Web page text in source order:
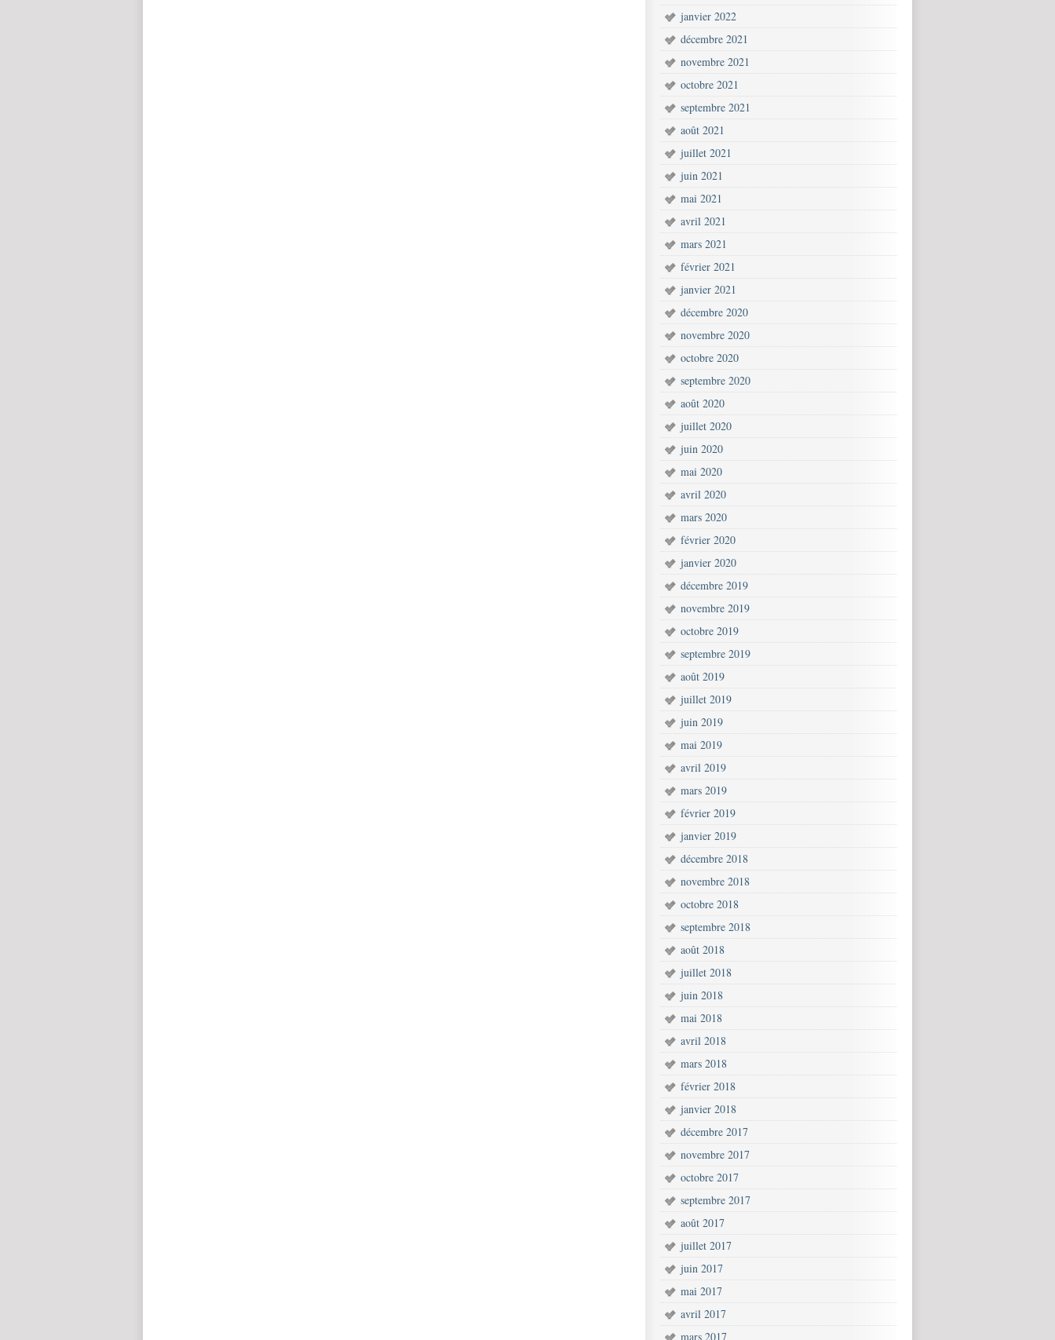
janvier 2022
décembre 2021
novembre 2021
octobre 2021
septembre 2021
août 2021
juillet 2021
juin 2021
mai 2021
avril 2021
mars 2021
février 2021
janvier 2021
décembre 2020
novembre 2020
octobre 2020
septembre 2020
août 2020
juillet 2020
juin 2020
mai 2020
avril 2020
mars 2020
février 2020
janvier 2020
décembre 2019
novembre 2019
octobre 2019
septembre 2019
août 2019
juillet 2019
juin 2019
mai 2019
avril 2019
mars 2019
février 2019
janvier 2019
décembre 2018
novembre 2018
octobre 2018
septembre 2018
août 2018
juillet 2018
juin 2018
mai 2018
avril 2018
mars 2018
février 2018
janvier 2018
décembre 2017
novembre 2017
octobre 2017
septembre 2017
août 2017
juillet 2017
juin 2017
mai 2017
avril 2017
mars 2017